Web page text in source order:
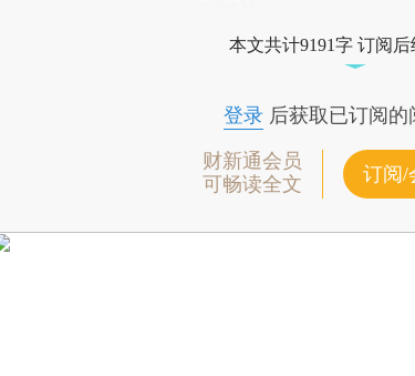
本文共计9191字 订阅
登录后获取已订阅的
财新通会员
可畅读全文
订阅/